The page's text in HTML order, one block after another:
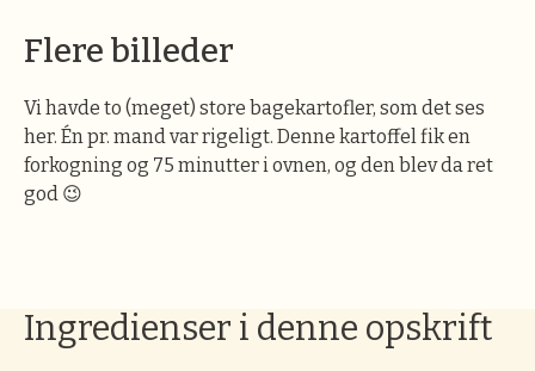
Flere billeder
Vi havde to (meget) store bagekartofler, som det ses
her. Én pr. mand var rigeligt. Denne kartoffel fik en
forkogning og 75 minutter i ovnen, og den blev da ret
god 😉
Ingredienser i denne opskrift